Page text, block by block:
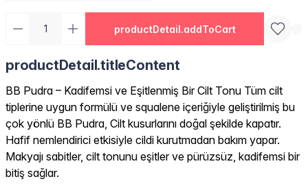
productDetail.addToCart
productDetail.titleContent
BB Pudra – Kadifemsi ve Eşitlenmiş Bir Cilt Tonu Tüm cilt
tiplerine uygun formülü ve squalene içeriğiyle geliştirilmiş bu
çok yönlü BB Pudra, Cilt kusurlarını doğal şekilde kapatır.
Hafif nemlendirici etkisiyle cildi kurutmadan bakım yapar.
Makyajı sabitler, cilt tonunu eşitler ve pürüzsüz, kadifemsi bir
bitiş sağlar.